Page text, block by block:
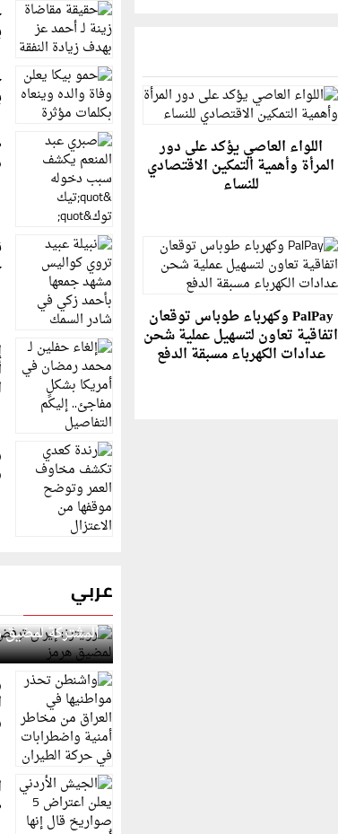
اللواء العاصي يؤكد على دور
المرأة وأهمية التمكين الاقتصادي
للنساء
PalPay وكهرباء طوباس توقعان
اتفاقية تعاون لتسهيل عملية شحن
عدادات الكهرباء مسبقة الدفع
عربي
رويترز: إيران
المشتركة لمضيق